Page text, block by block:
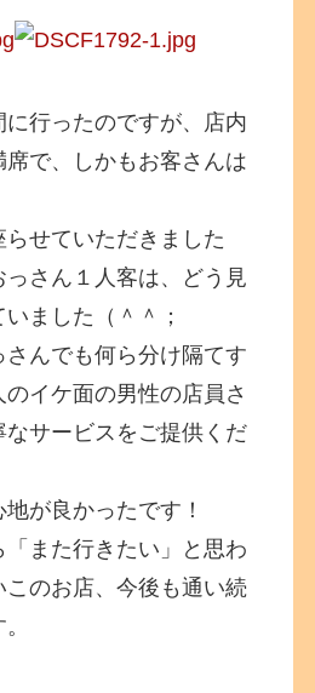
行ったのですが、店内
で、しかもお客さんは
せていただきました
さん１人客は、どう見
ました（＾＾；
んでも何ら分け隔てす
イケ面の男性の店員さ
なサービスをご提供くだ
が良かったです！
また行きたい」と思わ
のお店、今後も通い続